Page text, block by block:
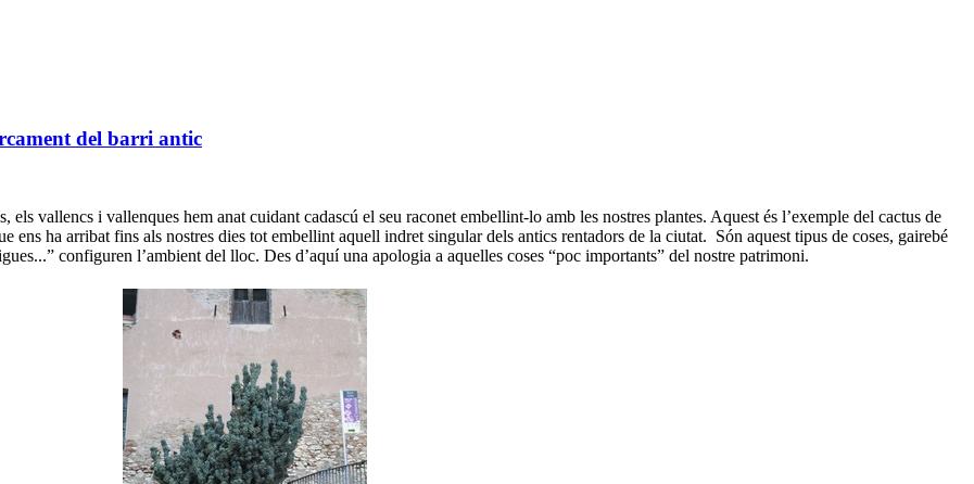
del barri antic
vallencs i vallenques hem anat cuidant cadascú el seu raconet embellint-lo amb les nostres plantes. Aquest és l’exemple del cactus de
ens ha arribat fins als nostres dies tot embellint aquell indret singular dels antics rentadors de la ciutat. Són aquest tipus de coses, gairebé
configuren l’ambient del lloc. Des d’aquí una apologia a aquelles coses “poc importants” del nostre patrimoni.